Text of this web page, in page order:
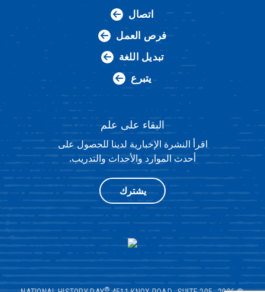
اتصال
فرص العمل
تبديل اللغة
يتبرع
البقاء على علم
اقرأ النشرة الإخبارية لدينا للحصول على
أحدث الموارد والأحداث والتدريب.
يشترك
®